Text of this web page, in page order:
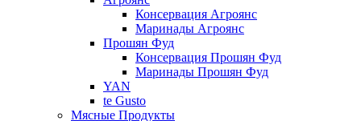
Консервация Агроянс
Маринады Агроянс
Прошян Фуд
Консервация Прошян Фуд
Маринады Прошян Фуд
YAN
te Gusto
Мясные Продукты